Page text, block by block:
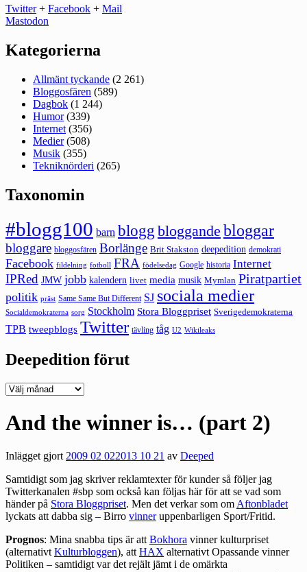
Twitter+ Facebook + Mail
Mastodon
Kategorierna
Allmänt tyckande (2 261)
Bloggosfären (589)
Dagbok (1 244)
Humor(339)
Internet (356)
Medier(508)
Musik (355)
Tekniknörderi (265)
Taxonomin
#blogg100 barn blogg bloggande bloggar
bloggare bloggosfären Borlänge Brit Stakston deepedition demokrati
Facebook fildelning fotboll FRA födelsedag Google historia Internet
IPRed JMW jobb kalendern livet media musik Mymlan Piratpartiet
politik präst Same Same But Different SJ sociala medier
Socialdemokraterna sorg Stockholm Stora Bloggpriset Sverigedemokraterna
TPB tweepblogs Twitter tävling tåg U2 Wikileaks
Deepedition förut
Deepedition
And the winner is… (part 2)
Inlägget gjort2009 02 022013 10 21 av Deeped
Samtidigt som jag skriver reklamtexter för kunder så följer jag
Twitterkanalen #sbp som också kan följas härför att se vad som
händer på Stora Bloggpriset. Men det verkar som omAftonbladet
lyckats att dabba sig – Birro vinneruppenbarligen Sport/Fritid.
Prognos: Mina snabba tips är attBokhora vinner kulturpriset
(alternativtKulturbloggen), attHAX alternativt Opassande vinner
Politiken – samtidigt var det rejält jämt i de omärkta